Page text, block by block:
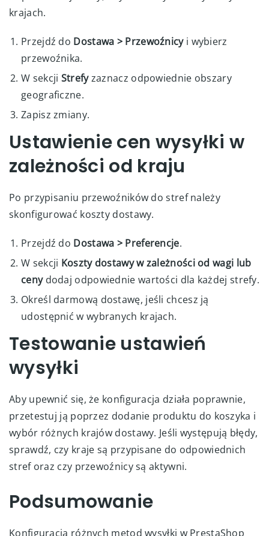
krajach.
Przejdź do Dostawa > Przewoźnicyi wybierz
przewoźnika.
W sekcji Strefyzaznacz odpowiednie obszary
geograficzne.
Zapisz zmiany.
Ustawienie cen wysyłki w
zależności od kraju
Po przypisaniu przewoźników do stref należy
skonfigurować koszty dostawy.
Przejdź do Dostawa > Preferencje.
W sekcji Koszty dostawy w zależności od wagi lub
cenydodaj odpowiednie wartości dla każdej strefy.
Określ darmową dostawę, jeśli chcesz ją
udostępnić w wybranych krajach.
Testowanie ustawień
wysyłki
Aby upewnić się, że konfiguracja działa poprawnie,
przetestuj ją poprzez dodanie produktu do koszyka i
wybór różnych krajów dostawy. Jeśli występują błędy,
sprawdź, czy kraje są przypisane do odpowiednich
stref oraz czy przewoźnicy są aktywni.
Podsumowanie
Konfiguracja różnych metod wysyłki w PrestaShop